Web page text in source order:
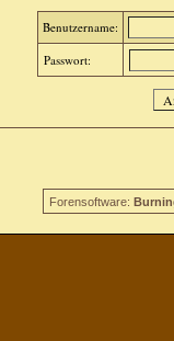
Benutzername:
Passwort:
Forensoftware: